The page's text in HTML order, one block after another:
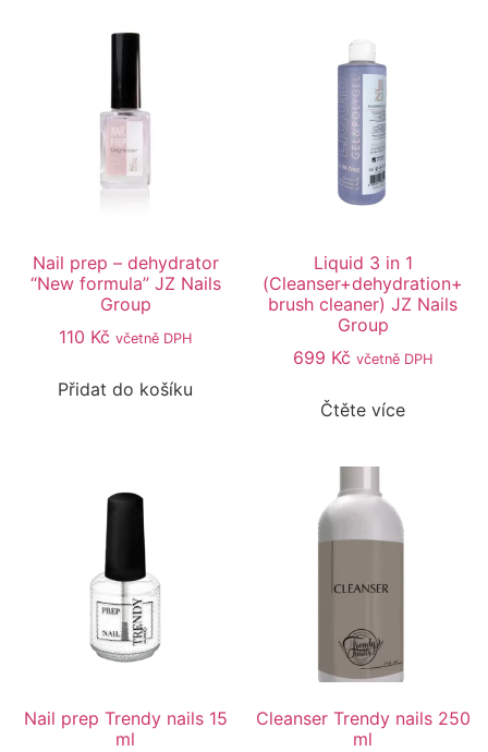
Nail prep – dehydrator
“New formula” JZ Nails
Group
110 Kč včetně DPH
Přidat do košíku
Liquid 3 in 1
(Cleanser+dehydration+
brush cleaner) JZ Nails
Group
699 Kč včetně DPH
Čtěte více
Nail prep Trendy nails 15
ml
Cleanser Trendy nails 250
ml